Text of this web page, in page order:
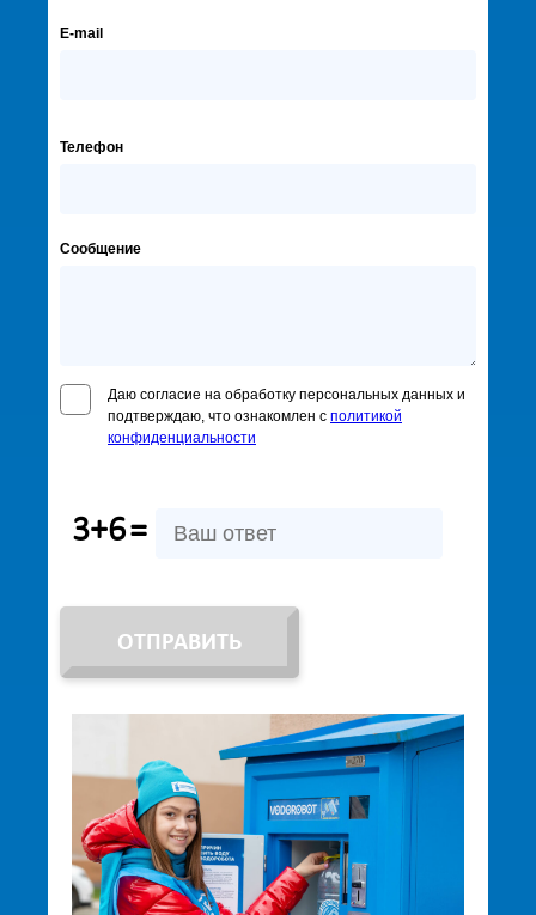
E-mail
Телефон
Сообщение
Даю согласие на обработку персональных данных и
подтверждаю, что ознакомлен с политикой
конфиденциальности
3+6=
ОТПРАВИТЬ